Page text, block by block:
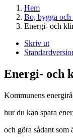
Hem
Bo, bygga
Energi- och
Skriv ut
Energi- och
Kommunens
hur du kan spara
och göra sådant